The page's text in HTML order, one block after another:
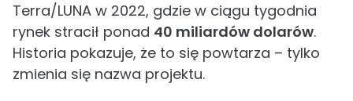
Terra/LUNA w 2022, gdzie w ciągu tygodnia
rynek stracił ponad 40 miliardów dolarów.
Historia pokazuje, że to się powtarza – tylko
zmienia się nazwa projektu.